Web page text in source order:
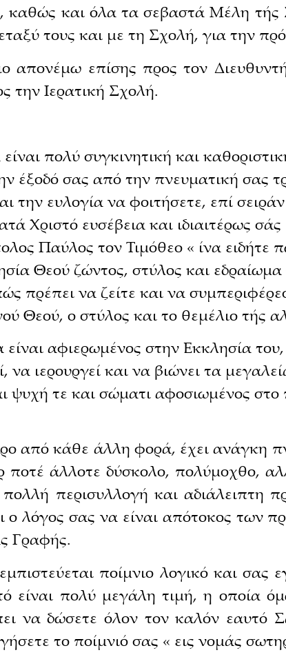
καθώς και όλα τα σεβαστά Μέλη τής
τους και με τη Σχολή, για την
απονέμω επίσης προς τον
την Ιερατική Σχολή.
πολύ συγκινητική και
έξοδό σας από την πνευματική σας
την ευλογία να φοιτήσετε, επί
Χριστό ευσέβεια και ιδιαιτέρως
Παύλος τον Τιμόθεο « ίνα ειδήτε
Θεού ζώντος, στύλος και εδραίωμα
πρέπει να ζείτε και να
Θεού, ο στύλος και το θεμέλιο τής
αφιερωμένος στην Εκκλησία
ιερουργεί και να βιώνει τα
ψυχή τε και σώματι αφοσιωμένος στο
από κάθε άλλη φορά, έχει ανάγκη
ποτέ άλλοτε δύσκολο, πολύμοχθο,
περισυλλογή και αδιάλειπτη
λόγος σας να είναι απότοκος των
Γραφής.
ποίμνιο λογικό και σας
είναι πολύ μεγάλη τιμή, η οποία
να δώσετε όλον τον καλόν εαυτό
το ποίμνιό σας « εις νομάς